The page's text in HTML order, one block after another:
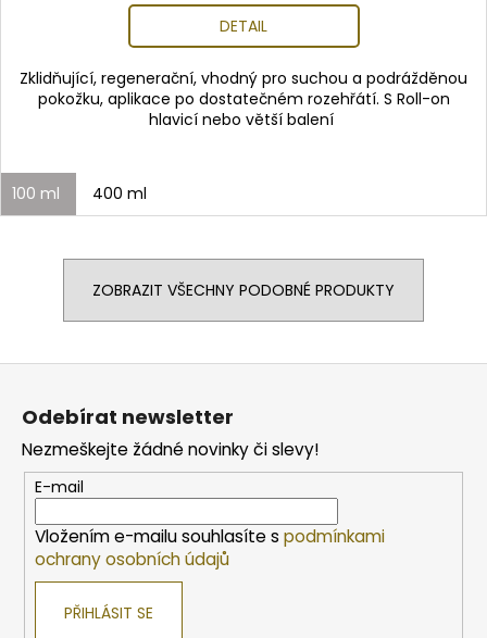
DETAIL
Zklidňující, regenerační, vhodný pro suchou a podrážděnou
pokožku, aplikace po dostatečném rozehřátí. S Roll-on
hlavicí nebo větší balení
100 ml 400 ml
ZOBRAZIT VŠECHNY PODOBNÉ PRODUKTY
Z
Odebírat newsletter
Nezmeškejte žádné novinky či slevy!
E-mail
Vložením e-mailu souhlasíte s podmínkami
ochrany osobních údajů
PŘIHLÁSIT SE